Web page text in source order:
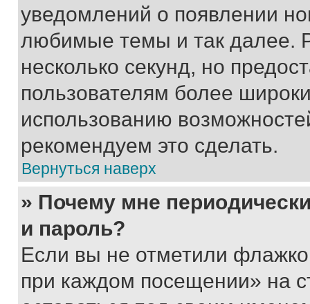
уведомлений о появлении
любимые темы и так далее.
несколько секунд, но
пользователям более
использованию
рекомендуем это сделать.
Вернуться наверх
» Почему мне
и пароль?
Если вы не отметили
при каждом посещении» на